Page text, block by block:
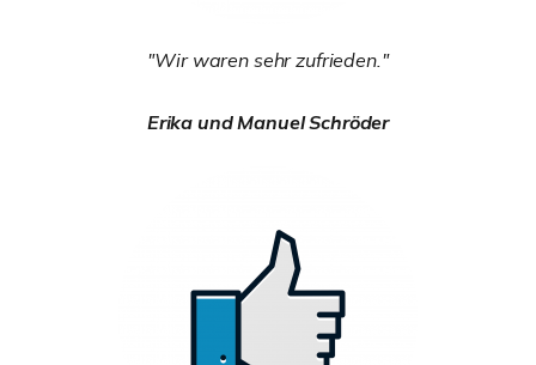
"Wir waren sehr zufrieden."
Erika und Manuel Schröder